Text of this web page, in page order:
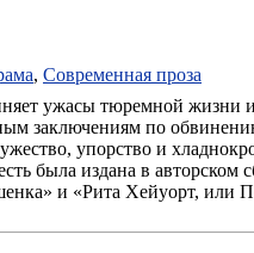
, Современная проза
ужасы тюремной жизни
заключениям по
упорство и
была издана в авторском
и «Рита Хейуорт, или